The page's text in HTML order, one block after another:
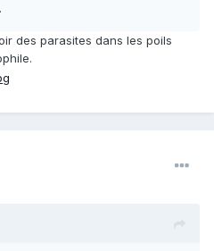
des parasites dans les poils